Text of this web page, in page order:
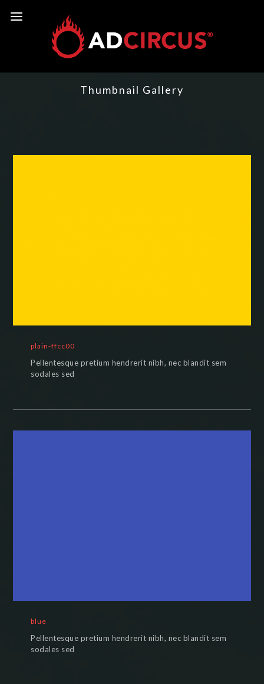
Thumbnail Gallery
plain-ffcc00
Pellentesque pretium hendrerit nibh, nec blandit sem
sodales sed
blue
Pellentesque pretium hendrerit nibh, nec blandit sem
sodales sed